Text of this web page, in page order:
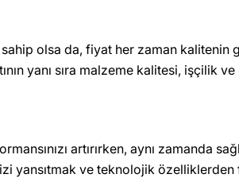
olsa da, fiyat her zaman
yanı sıra malzeme kalitesi, işçilik
artırırken, aynı zamanda
yansıtmak ve teknolojik